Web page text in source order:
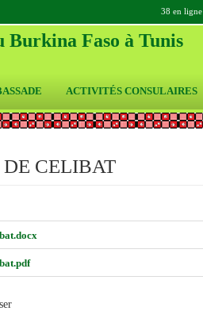
38 en ligne
Burkina Faso à Tunis
ACTIVITÉS CONSULAIRES
CELIBAT